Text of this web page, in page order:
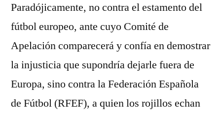
Paradójicamente, no contra el estamento del
fútbol europeo, ante cuyo Comité de
Apelación comparecerá y confía en demostrar
la injusticia que supondría dejarle fuera de
Europa, sino contra la Federación Española
de Fútbol (RFEF), a quien los rojillos echan